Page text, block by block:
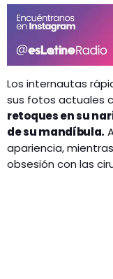
Los internautas
sus fotos actuales
retoques en su
de su mandíbula.
apariencia,
obsesión con las